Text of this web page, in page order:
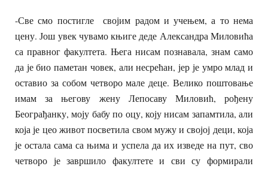
-Све смо постигле својим радом и учењем, а то нема
цену. Још увек чувамо књиге деде Александра Миловића
са правног факултета. Њега нисам познавала, знам само
да је био паметан човек, али несрећан, јер је умро млад и
оставио за собом четворо мале деце. Велико поштовање
имам за његову жену Лепосаву Миловић, рођену
Београђанку, моју бабу по оцу, коју нисам запамтила, али
која је цео живот посветила свом мужу и својој деци, која
је остала сама са њима и успела да их изведе на пут, сво
четворо је завршило факултете и сви су формирали